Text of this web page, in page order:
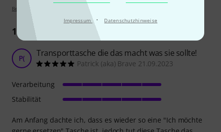
Impressum · Datenschutzhinweise
Bewertungsrichtlinien
13
P( Transporttasche die das macht was sie sollte!
Patrick (aka) Brave 21.09.2023
Am Anfang dachte ich, dass es wieder so eine "Ich möchte
Verarbeitung
Stabilität